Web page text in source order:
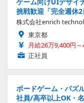
挑戦歓迎「完全週休
株式会社enrich
東京都
月給26万9,400円
正社員
ボードゲーム・パズ
社員/高卒以上OK・